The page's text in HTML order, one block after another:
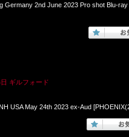
Germany 2nd June 2023 Pro shot Blu-
ギルフォード
USA May 24th 2023 ex-Aud